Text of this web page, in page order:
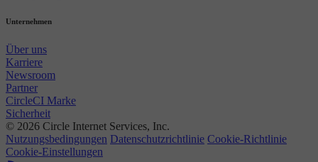
Unternehmen
Über uns
Karriere
Newsroom
Partner
CircleCI Marke
Sicherheit
© 2026 Circle Internet Services, Inc.
Nutzungsbedingungen Datenschutzrichtlinie Cookie-Richtlinie
Cookie-Einstellungen